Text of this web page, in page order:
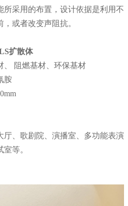
所采用的布置，设计依据是利用不
或者改变声阻抗。
扩散体
、 阻燃基材、环保基材
胺
厅、歌剧院、演播室、多功能表演
等。